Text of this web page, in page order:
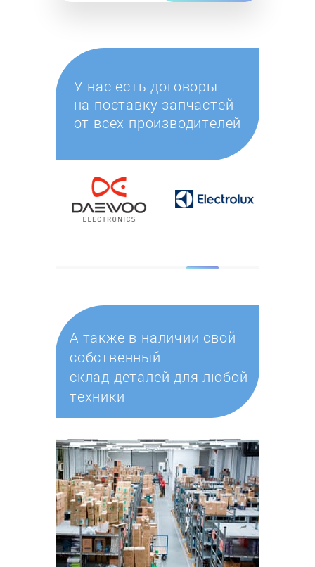
У нас есть договоры
на поставку запчастей
от всех производителей
А также в наличии свой
собственный
склад деталей для любой
техники